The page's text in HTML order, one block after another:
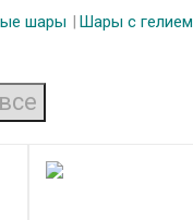
шары Шары с гелием